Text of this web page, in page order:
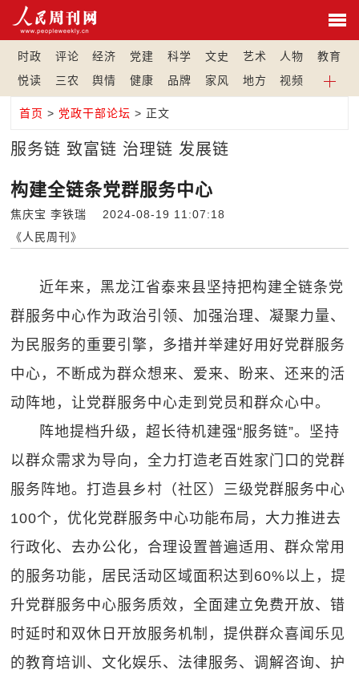
时政 评论 经济 党建 科学 文史 艺术 人物
教育
悦读
三农 舆情 健康 品牌 家风 地方 视频
首页 > 党政干部论坛 > 正文
服务链 致富链 治理链 发展链
构建全链条党群服务中心
焦庆宝 李铁瑞 2024-08-19 11:07:18
《人民周刊》
近年来，黑龙江省泰来县坚持把构建全链条党
群服务中心作为政治引领、加强治理、凝聚力量、
为民服务的重要引擎，多措并举建好用好党群服务
中心，不断成为群众想来、爱来、盼来、还来的活
动阵地，让党群服务中心走到党员和群众心中。
阵地提档升级，超长待机建强“服务链”。坚持
以群众需求为导向，全力打造老百姓家门口的党群
服务阵地。打造县乡村（社区）三级党群服务中心
100个，优化党群服务中心功能布局，大力推进去
行政化、去办公化，合理设置普遍适用、群众常用
的服务功能，居民活动区域面积达到60%以上，提
升党群服务中心服务质效，全面建立免费开放、错
时延时和双休日开放服务机制，提供群众喜闻乐见
的教育培训、文化娱乐、法律服务、调解咨询、护